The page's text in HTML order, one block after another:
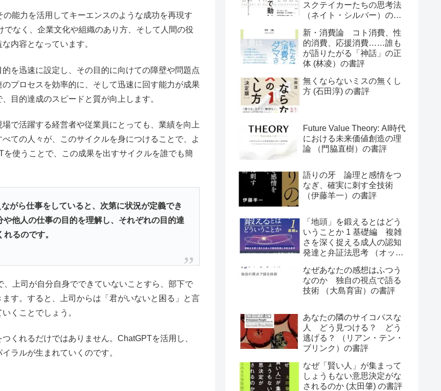
能力を活用してキーエンスのような成功を再現す
なく、企業文化や組織のあり方、そして人間の役
内容となっています。
を迅速に設定し、その目的に向けての障壁や問題点
プロセスを効率的に、そして迅速に回す能力が成果
目的達成のスピードと質が向上します。
で活躍する経営者や従業員にとっても、業績を向上
ての人々が、このサイクルを身につけることで、よ
使うことで、この成果を出すサイクルを誰でも簡
がら仕事をしていると、次第に状況が定義でき
他人の仕事の目的を理解し、それぞれの目的達
るのです。
上司が自分自身でできていないことすら、部下で
す。すると、上司からは「君がいないと困る」と言
くことでしょう。
くれるだけではありません。ChatGPTを活用し、
ラルが生まれていくのです。
スクテイカーたちの思考法
（ネイト・シルバー）の書
新・消費論 コト消費、性
的消費、応援消費……誰も
が語りたがる「神話」の正
体 (林凌）の書評
無くならないミスの無くし
方 (石田淳) の書評
Future Value Theory: AI時代
における未来価値創造の理
論 （門脇直樹）の書評
語りの牙 論理と感情をつ
なぎ、確実に刺す全技術
（伊藤羊一）の書評
「地頭」を鍛えるとはどう
いうことか 1 基礎編 複雑
さを深く捉える成人の認知
発達と弁証法思考 （オット
なぜあなたの感想はふつう
なのか 独自の視点で語る
技術 （大島育宙）の書評
あなたの隣のサイコパスな
人 どう見つける？ どう
逃げる？ （リアン・テン・
ブリンク）の書評
なぜ「賢い人」が集まって
しょうもない意思決定がな
されるのか (太田肇) の書評